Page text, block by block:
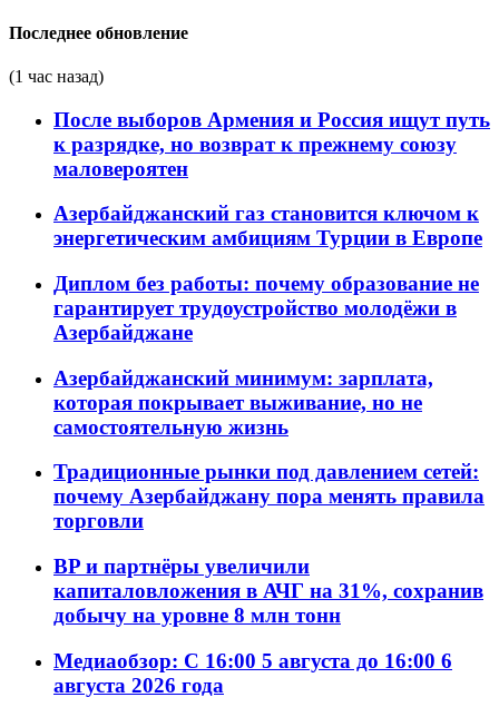
Последнее обновление
(1 час назад)
После выборов Армения и Россия ищут путь
к разрядке, но возврат к прежнему союзу
маловероятен
Азербайджанский газ становится ключом к
энергетическим амбициям Турции в Европе
Диплом без работы: почему образование не
гарантирует трудоустройство молодёжи в
Азербайджане
Азербайджанский минимум: зарплата,
которая покрывает выживание, но не
самостоятельную жизнь
Традиционные рынки под давлением сетей:
почему Азербайджану пора менять правила
торговли
BP и партнёры увеличили
капиталовложения в АЧГ на 31%, сохранив
добычу на уровне 8 млн тонн
Медиаобзор: С 16:00 5 августа до 16:00 6
августа 2026 года